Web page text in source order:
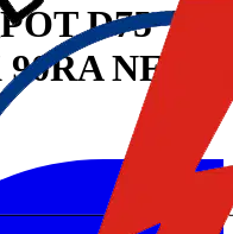
D75
NFL